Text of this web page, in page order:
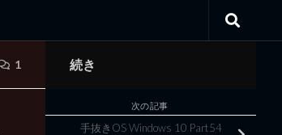
1 続き
次の記事
手抜きOS Windows 10 Part54